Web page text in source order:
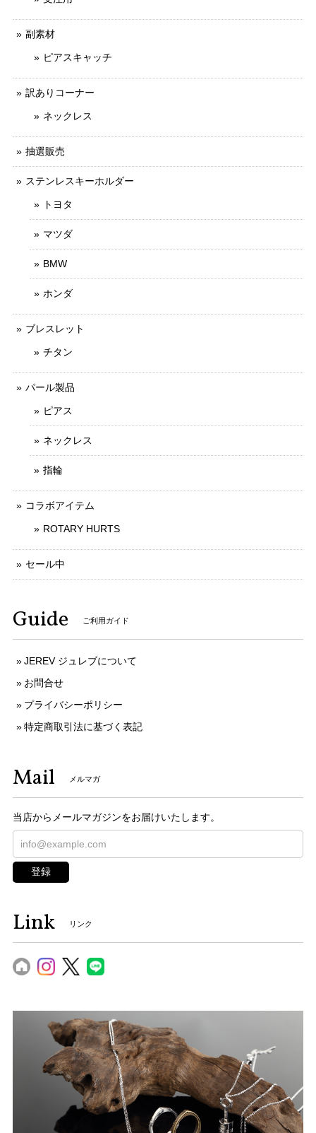
副素材
ピアスキャッチ
訳ありコーナー
ネックレス
抽選販売
ステンレスキーホルダー
トヨタ
マツダ
BMW
ホンダ
ブレスレット
チタン
パール製品
ピアス
ネックレス
指輪
コラボアイテム
ROTARY HURTS
セール中
Guide ご利用ガイド
JEREV ジュレブについて
お問合せ
プライバシーポリシー
特定商取引法に基づく表記
Mail メルマガ
当店からメールマガジンをお届けいたします。
登録
Link リンク